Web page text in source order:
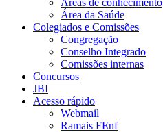
Áreas de conhecimento
Área da Saúde
Colegiados e Comissões
Congregação
Conselho Integrado
Comissões internas
Concursos
JBI
Acesso rápido
Webmail
Ramais FEnf